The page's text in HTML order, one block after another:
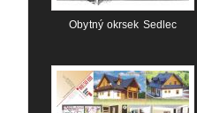
Obytný okrsek Sedlec